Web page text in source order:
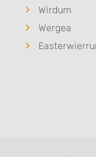
Wirdum
Wergea